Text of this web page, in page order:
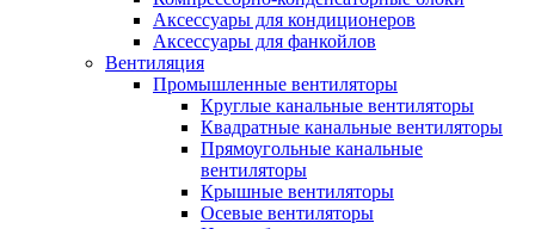
Аксессуары для кондиционеров
Аксессуары для фанкойлов
Вентиляция
Промышленные вентиляторы
Круглые канальные вентиляторы
Квадратные канальные вентиляторы
Прямоугольные канальные
вентиляторы
Крышные вентиляторы
Осевые вентиляторы